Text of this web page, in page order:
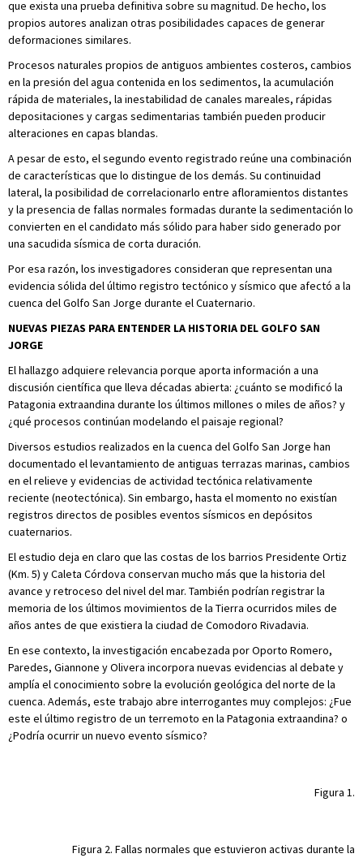
que exista una prueba definitiva sobre su magnitud. De hecho, los
propios autores analizan otras posibilidades capaces de generar
deformaciones similares.
Procesos naturales propios de antiguos ambientes costeros, cambios
en la presión del agua contenida en los sedimentos, la acumulación
rápida de materiales, la inestabilidad de canales mareales, rápidas
depositaciones y cargas sedimentarias también pueden producir
alteraciones en capas blandas.
A pesar de esto, el segundo evento registrado reúne una combinación
de características que lo distingue de los demás. Su continuidad
lateral, la posibilidad de correlacionarlo entre afloramientos distantes
y la presencia de fallas normales formadas durante la sedimentación lo
convierten en el candidato más sólido para haber sido generado por
una sacudida sísmica de corta duración.
Por esa razón, los investigadores consideran que representan una
evidencia sólida del último registro tectónico y sísmico que afectó a la
cuenca del Golfo San Jorge durante el Cuaternario.
NUEVAS PIEZAS PARA ENTENDER LA HISTORIA DEL GOLFO SAN
JORGE
El hallazgo adquiere relevancia porque aporta información a una
discusión científica que lleva décadas abierta: ¿cuánto se modificó la
Patagonia extraandina durante los últimos millones o miles de años? y
¿qué procesos continúan modelando el paisaje regional?
Diversos estudios realizados en la cuenca del Golfo San Jorge han
documentado el levantamiento de antiguas terrazas marinas, cambios
en el relieve y evidencias de actividad tectónica relativamente
reciente (neotectónica). Sin embargo, hasta el momento no existían
registros directos de posibles eventos sísmicos en depósitos
cuaternarios.
El estudio deja en claro que las costas de los barrios Presidente Ortiz
(Km. 5) y Caleta Córdova conservan mucho más que la historia del
avance y retroceso del nivel del mar. También podrían registrar la
memoria de los últimos movimientos de la Tierra ocurridos miles de
años antes de que existiera la ciudad de Comodoro Rivadavia.
En ese contexto, la investigación encabezada por Oporto Romero,
Paredes, Giannone y Olivera incorpora nuevas evidencias al debate y
amplía el conocimiento sobre la evolución geológica del norte de la
cuenca. Además, este trabajo abre interrogantes muy complejos: ¿Fue
este el último registro de un terremoto en la Patagonia extraandina? o
¿Podría ocurrir un nuevo evento sísmico?
Figura 1.
Figura 2. Fallas normales que estuvieron activas durante la